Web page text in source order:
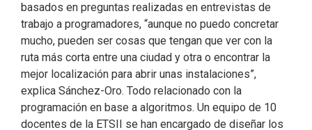
basados en preguntas realizadas en entrevistas de
trabajo a programadores, “aunque no puedo concretar
mucho, pueden ser cosas que tengan que ver con la
ruta más corta entre una ciudad y otra o encontrar la
mejor localización para abrir unas instalaciones”,
explica Sánchez-Oro. Todo relacionado con la
programación en base a algoritmos. Un equipo de 10
docentes de la ETSII se han encargado de diseñar los